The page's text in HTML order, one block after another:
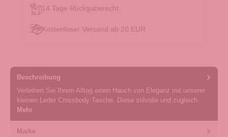
14 Tage Rückgaberecht
Kostenloser Versand ab 20 EUR
Beschreibung
Verleihen Sie Ihrem Alltag einen Hauch von Eleganz mit unserer
kleinen Leder Crossbody Tasche. Diese stilvolle und zugleich…
Mehr
Marke